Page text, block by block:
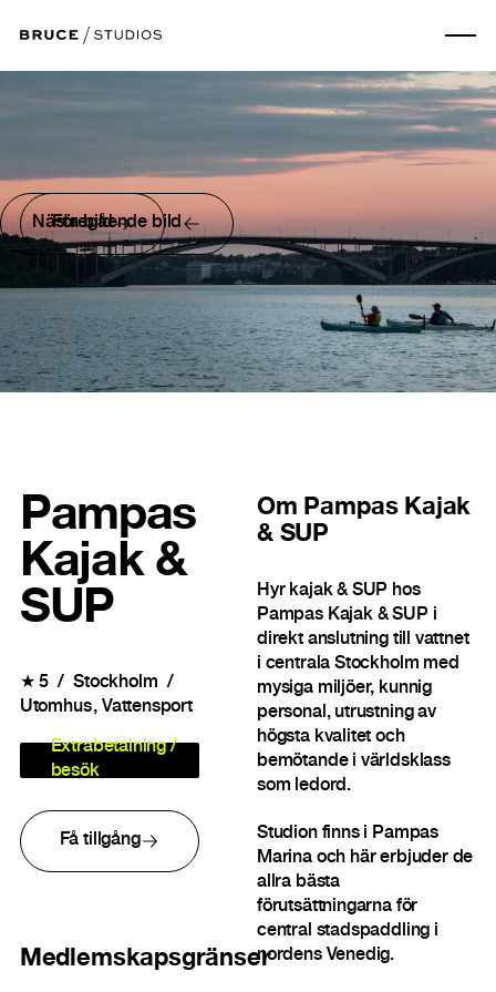
Föregående bild
Nästa bild
Pampas
Kajak &
SUP
★5
Stockholm
Utomhus Vattensport
Extrabetalning /
besök
Få tillgång
Medlemskapsgränser
Om Pampas Kajak
& SUP
Hyr kajak & SUP hos
Pampas Kajak & SUP i
direkt anslutning till vattnet
i centrala Stockholm med
mysiga miljöer, kunnig
personal, utrustning av
högsta kvalitet och
bemötande i världsklass
som ledord.
Studion finns i Pampas
Marina och här erbjuder de
allra bästa
förutsättningarna för
central stadspaddling i
nordens Venedig.